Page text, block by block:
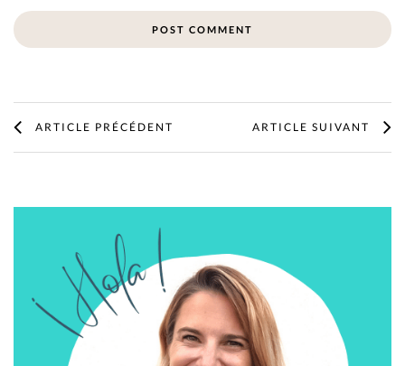
ARTICLE PRÉCÉDENT ARTICLE SUIVANT